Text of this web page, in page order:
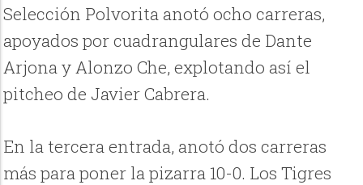
Selección Polvorita anotó ocho carreras,
apoyados por cuadrangulares de Dante
Arjona y Alonzo Che, explotando así el
pitcheo de Javier Cabrera.
En la tercera entrada, anotó dos carreras
más para poner la pizarra 10-0. Los Tigres